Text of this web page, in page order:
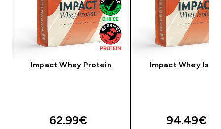
Impact Whey Protein
62.99€‎
Impact Whey
94.49€‎